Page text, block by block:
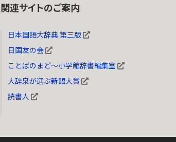
関連サイトのご案内
日本国語大辞典 第三版
日国友の会
ことばのまど～小学館辞書編集室
大辞泉が選ぶ新語大賞
読書人